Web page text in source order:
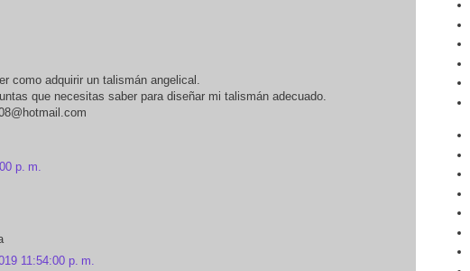
como adquirir un talismán angelical.
que necesitas saber para diseñar mi talismán adecuado.
p. m.
11:54:00 p. m.